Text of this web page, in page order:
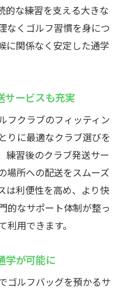
ゴルフスクール
ルは若い年齢層に好
者もすぐ馴染める
スで上達をサポート
や社会人も安心
者に選ばれる理由
安で自由に練習
ルで24時間好きな時
に合わせて続けやす
的な練習を支える大きな
なくゴルフ習慣を身につ
に関係なく安定した通学
サービスも充実
フクラブのフィッティン
りに最適なクラブ選びを
練習後のクラブ発送サー
場所への配送をスムーズ
は利便性を高め、より快
的なサポート体制が整っ
用できます。
学が可能に
ゴルフバッグを預かるサ